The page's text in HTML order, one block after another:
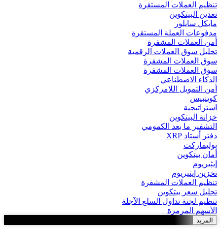
تنظيم العملات المستقرة
تعدين البيتكوين
مايكل سايلور
مدفوعات العملة المستقرة
أمن العملات المشفرة
تحليل سوق العملات الرقمية
سوق العملات المشفرة
سوق العملات المشفرة
الذكاء الاصطناعي
أمن التمويل اللامركزي
كوينبيس
استراتيجية
خزانة البيتكوين
التشفير ما بعد الكمومي
دفتر أستاذ XRP
بوليماركت
أمان بيتكوين
إيثيريوم
تخزين إيثيريوم
تنظيم العملات المشفرة
تحليل سعر بيتكوين
تنظيم لجنة تداول السلع الآجلة
الأسهم المرمزة
المزيد